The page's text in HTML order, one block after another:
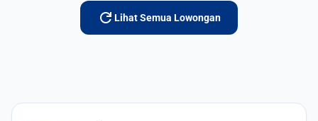
refresh Lihat Semua Lowongan